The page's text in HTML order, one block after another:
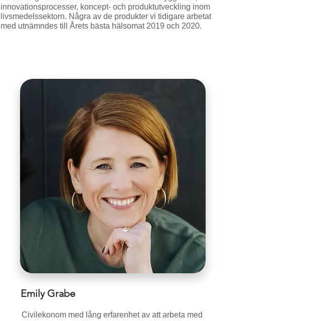
innovationsprocesser, koncept- och produktutveckling inom
livsmedelssektorn. Några av de produkter vi tidigare arbetat
med utnämndes till Årets bästa hälsomat 2019 och 2020.
Emily Grabe
Civilekonom med lång erfarenhet av att arbeta med